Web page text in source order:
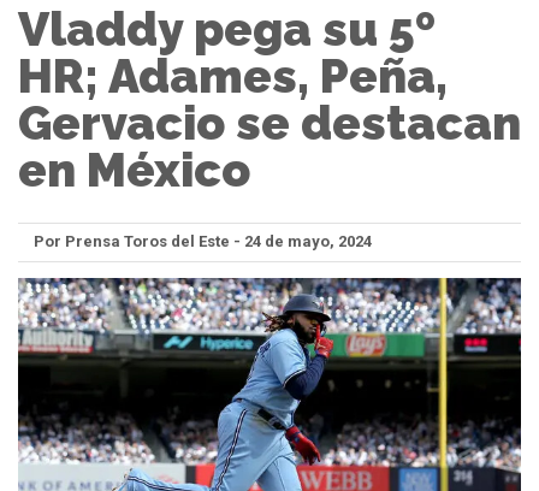
Vladdy pega su 5º
HR; Adames, Peña,
Gervacio se destacan
en México
Por Prensa Toros del Este - 24 de mayo, 2024